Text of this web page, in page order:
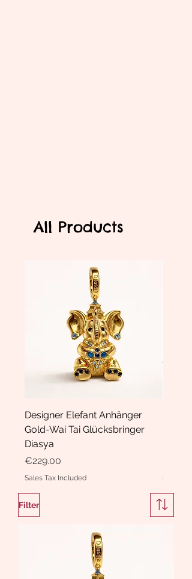
All Products
Designer Elefant Anhänger
Gold-Wai Tai Glücksbringer
Diasya
Price
€229.00
Sales Tax Included
Price
Sales
Filter